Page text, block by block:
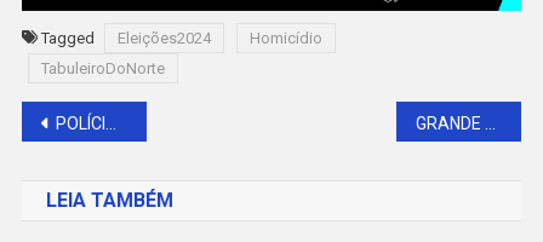
Tagged Eleições2024
Homicídio
TabuleiroDoNorte
Navegação
Post
POLÍCIA MILITAR DE BARAÚNA APREENDE CASAL COM DROGAS NA RUA DA VARA
LEIA TAMBÉM